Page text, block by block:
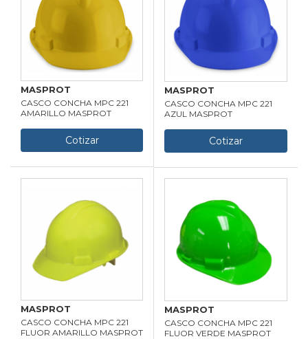
MASPROT
CASCO CONCHA MPC 221
AMARILLO MASPROT
Cotizar
MASPROT
CASCO CONCHA MPC 221
AZUL MASPROT
Cotizar
MASPROT
CASCO CONCHA MPC 221
FLUOR AMARILLO MASPROT
MASPROT
CASCO CONCHA MPC 221
FLUOR VERDE MASPROT